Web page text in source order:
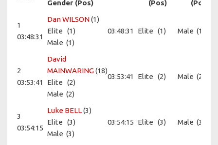
Gender (Pos)
(Pos)
(Pos)
1
03:48:31
Dan WILSON(1)
Elite (1)
Male (1)
03:48:31 Elite (1) Male (1)
2
03:53:41
David
MAINWARING(18)
Elite (2)
Male (2)
03:53:41 Elite (2) Male (2)
3
03:54:15
Luke BELL(3)
Elite (3)
Male (3)
03:54:15 Elite (3) Male (3)